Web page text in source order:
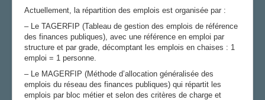
Actuellement, la répartition des emplois est organisée par :
– Le TAGERFIP (Tableau de gestion des emplois de référence
des finances publiques), avec une référence en emploi par
structure et par grade, décomptant les emplois en chaises : 1
emploi = 1 personne.
– Le MAGERFIP (Méthode d’allocation généralisée des
emplois du réseau des finances publiques) qui répartit les
emplois par bloc métier et selon des critères de charge et